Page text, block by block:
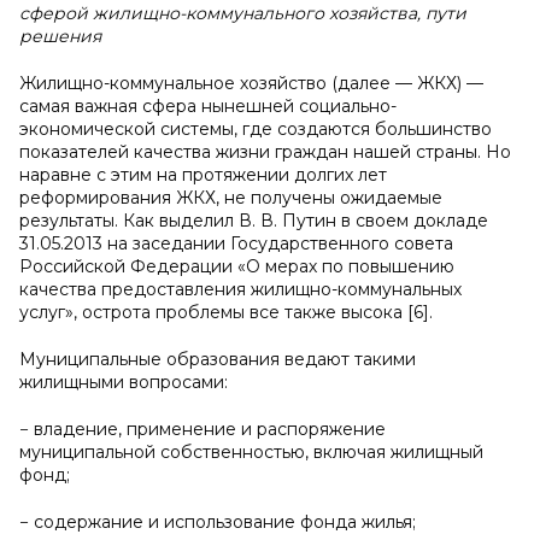
сферой жилищно-коммунального хозяйства, пути
решения
Жилищно-коммунальное хозяйство (далее — ЖКХ) —
самая важная сфера нынешней социально-
экономической системы, где создаются большинство
показателей качества жизни граждан нашей страны. Но
наравне с этим на протяжении долгих лет
реформирования ЖКХ, не получены ожидаемые
результаты. Как выделил В. В. Путин в своем докладе
31.05.2013 на заседании Государственного совета
Российской Федерации «О мерах по повышению
качества предоставления жилищно-коммунальных
услуг», острота проблемы все также высока [6].
Муниципальные образования ведают такими
жилищными вопросами:
− владение, применение и распоряжение
муниципальной собственностью, включая жилищный
фонд;
− содержание и использование фонда жилья;